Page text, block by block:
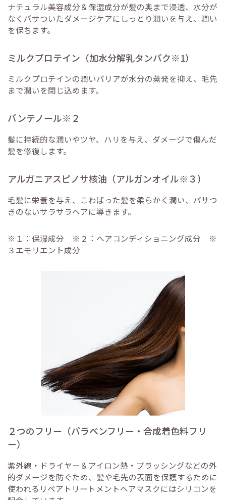
ナチュラル美容成分＆保湿成分が髪の奥まで浸透、水分が
なくパサついたダメージケアにしっとり潤いを与え、潤い
を保ちます。
ミルクプロテイン（加水分解乳タンパク※1）
ミルクプロテインの潤いバリアが水分の蒸発を抑え、毛先
まで潤いを閉じ込めます。
パンテノール※２
髪に持続的な潤いやツヤ、ハリを与え、ダメージで傷んだ
髪を修復します。
アルガニアスピノサ核油（アルガンオイル※３）
毛髪に栄養を与え、こわばった髪を柔らかく潤い、パサつ
きのないサラサラヘアに導きます。
※１：保湿成分 ※２：ヘアコンディショニング成分 ※
３エモリエント成分
２つのフリー（パラベンフリー・合成着色料フリ
ー）
紫外線・ドライヤー＆アイロン熱・ブラッシングなどの外
的ダメージを防ぐため、髪や毛先の表面を保護するために
使われるリペアトリートメントヘアマスクにはシリコンを